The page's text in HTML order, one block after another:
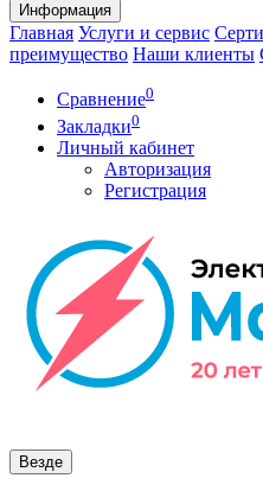
Информация
Главная Услуги и сервис
преимущество Наши клиенты
Сравнение0
Закладки0
Личный кабинет
Авторизация
Регистрация
Везде